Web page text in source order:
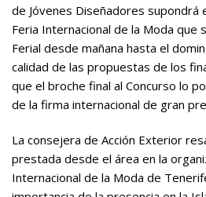
de Jóvenes Diseñadores supondrá
Feria Internacional de la Moda que
Ferial desde mañana hasta el
calidad de las propuestas de los
que el broche final al Concurso lo
de la firma internacional de gran
La consejera de Acción Exterior
prestada desde el área en la
Internacional de la Moda de